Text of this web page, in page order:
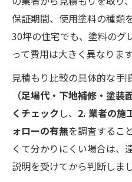
保証期間、使用塗料の種類
30坪の住宅でも、塗料のグ
って費用は大きく異なります
見積もり比較の具体的な手
（足場代・下地補修・塗
くチェックし、 2. 業者の施
ォローの有無を調査するこ
くて分かりにくい場合は、
説明を受けてから判断しま